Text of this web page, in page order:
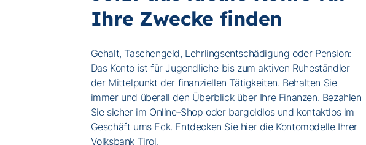
Ihre Zwecke finden
Gehalt, Taschengeld, Lehrlingsentschädigung oder Pension:
Das Konto ist für Jugendliche bis zum aktiven Ruheständler
der Mittelpunkt der finanziellen Tätigkeiten. Behalten Sie
immer und überall den Überblick über Ihre Finanzen. Bezahlen
Sie sicher im Online-Shop oder bargeldlos und kontaktlos im
Geschäft ums Eck. Entdecken Sie hier die Kontomodelle Ihrer
Volksbank Tirol.